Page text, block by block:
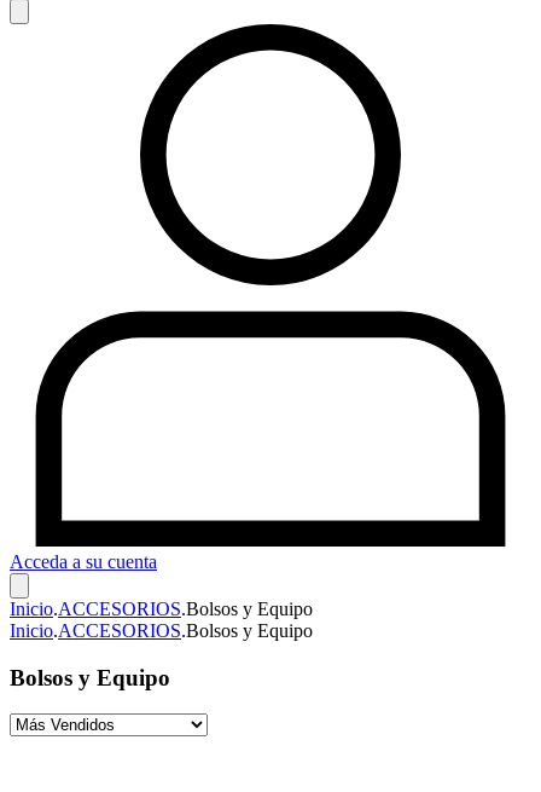
Acceda a su cuenta
Inicio.ACCESORIOS.Bolsos y Equipo
Inicio.ACCESORIOS.Bolsos y Equipo
Bolsos y Equipo